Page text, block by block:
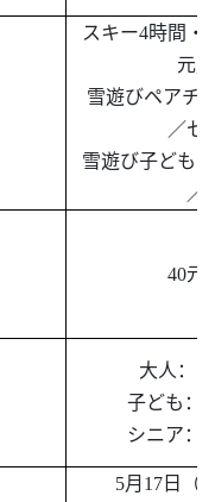
スキー4時間・
元
雪遊びペアチ
／セ
雪遊び子ども
／
40元
大人：
子ども：
シニア：
5月17日（